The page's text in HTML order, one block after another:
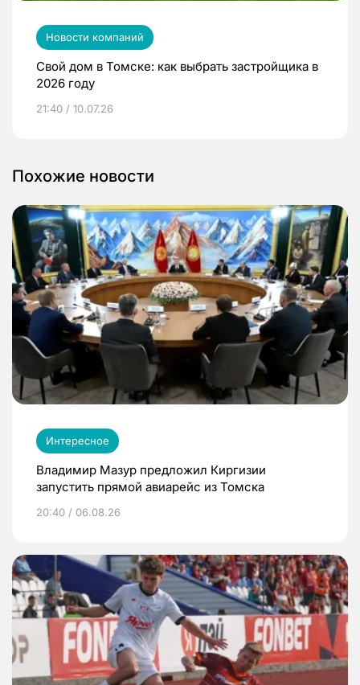
Новости компаний
Свой дом в Томске: как выбрать застройщика в
2026 году
21:40 / 10.07.26
Похожие новости
Интересное
Владимир Мазур предложил Киргизии
запустить прямой авиарейс из Томска
20:40 / 06.08.26